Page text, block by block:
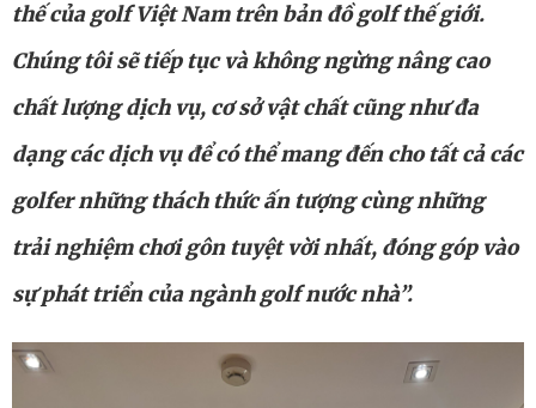
thế của golf Việt Nam trên bản đồ golf thế giới.
Chúng tôi sẽ tiếp tục và không ngừng nâng cao
chất lượng dịch vụ, cơ sở vật chất cũng như đa
dạng các dịch vụ để có thể mang đến cho tất cả các
golfer những thách thức ấn tượng cùng những
trải nghiệm chơi gôn tuyệt vời nhất, đóng góp vào
sự phát triển của ngành golf nước nhà”.